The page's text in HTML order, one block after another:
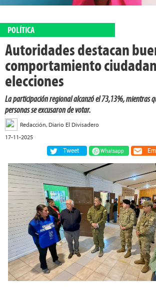
POLÍTICA
Autoridades destacan
comportamiento
elecciones
La participación regional alcanzó el 73,13%, mientras
personas se excusaron de votar.
Redacción, Diario El Divisadero
17-11-2025
Tweet
Whatsapp